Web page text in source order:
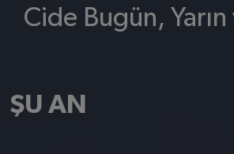
Cide Bugün,
ŞU AN